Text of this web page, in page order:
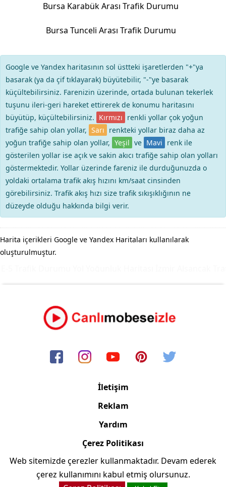
Bursa Karabük Arası Trafik Durumu
Bursa Tunceli Arası Trafik Durumu
Google ve Yandex haritasının sol üstteki işaretlerden "+"ya
basarak (ya da çif tıklayarak) büyütebilir, "-"ye basarak
küçültebilirsiniz. Farenizin üzerinde, ortada bulunan tekerlek
tuşunu ileri-geri hareket ettirerek de konumu haritasını
büyütüp, küçültebilirsiniz. Kırmızı renkli yollar çok yoğun
trafiğe sahip olan yollar, Sarı renkteki yollar biraz daha az
yoğun trafiğe sahip olan yollar, Yeşil ve Mavi renk ile
gösterilen yollar ise açık ve sakin akıcı trafiğe sahip olan yolları
göstermektedir. Yollar üzerinde fareniz ile durduğunuzda o
yoldaki ortalama trafik akış hızını km/saat cinsinden
görebilirsiniz. Trafik akış hızı size trafik sıkışıklığının ne
düzeyde olduğu hakkında bilgi verir.
Harita içerikleri Google ve Yandex Haritaları kullanılarak
oluşturulmuştur.
İletişim
Reklam
Yardım
Çerez Politikası
Copyright © 2006/2024 Canlimobeseizle.net
Web sitemizde çerezler kullanmaktadır. Devam ederek
çerez kullanımını kabul etmiş olursunuz.